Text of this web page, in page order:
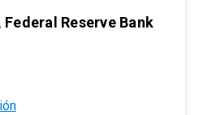
Reserve Bank